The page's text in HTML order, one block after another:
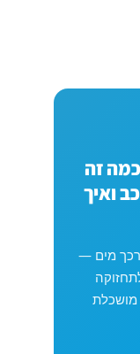
זה
ואיך
מים —